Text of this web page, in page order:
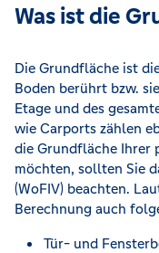
Was ist die
Die Grundfläche ist
Boden berührt bzw.
Etage und des
wie Carports zählen
die Grundfläche Ihrer
möchten, sollten Sie
(WoFIV) beachten.
Berechnung auch
Tür- und